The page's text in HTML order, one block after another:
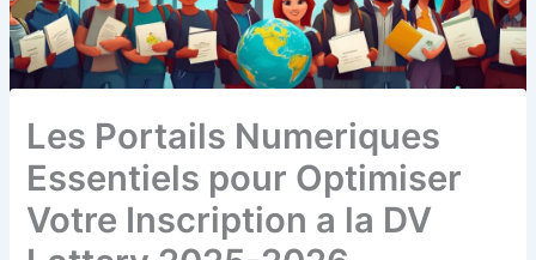
Les Portails Numeriques
Essentiels pour Optimiser
Votre Inscription a la DV